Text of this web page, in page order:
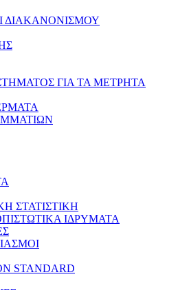
ΓΙΑ ΤΑ ΜΕΤΡΗΤΑ
ΣΤΑΤΙΣΤΙΚΗ
ΙΔΡΥΜΑΤΑ
STANDARD